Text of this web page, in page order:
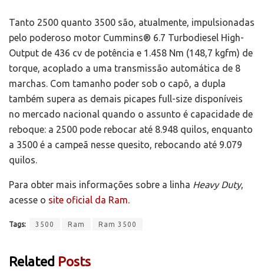
Tanto 2500 quanto 3500 são, atualmente, impulsionadas
pelo poderoso motor Cummins® 6.7 Turbodiesel High-
Output de 436 cv de potência e 1.458 Nm (148,7 kgfm) de
torque, acoplado a uma transmissão automática de 8
marchas. Com tamanho poder sob o capô, a dupla
também supera as demais picapes full-size disponíveis
no mercado nacional quando o assunto é capacidade de
reboque: a 2500 pode rebocar até 8.948 quilos, enquanto
a 3500 é a campeã nesse quesito, rebocando até 9.079
quilos.
Para obter mais informações sobre a linha Heavy Duty,
acesse o site oficial da Ram.
Tags: 3500 Ram Ram 3500
Related Posts